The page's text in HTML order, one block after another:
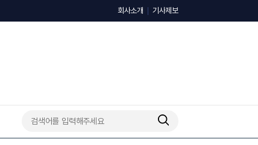
회사소개 기사제보